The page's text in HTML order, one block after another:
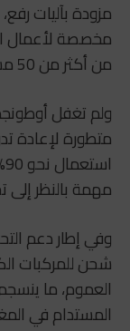
مزودة بآليات
مخصصة لأعمال
من أكثر من 50 مستخدمًا بينهم 12 تقنيًا متخصصًا.
ولم تغفل
متطورة لإعادة
مهمة بالنظر إلى
شحن للمركبات
العموم، ما
المستدام في